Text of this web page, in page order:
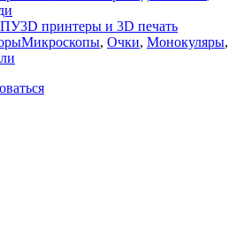
3D принтеры и 3D печать
Микроскопы, Очки, Монокуляры,